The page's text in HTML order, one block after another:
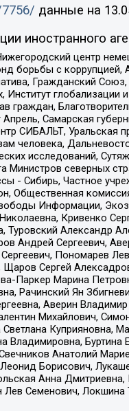
данные на
иностранного
центр
борьбы с
Гражданский
граждан,
Апрель, Самарская
СИБАЛЬТ, Уральская
человека,
исследований,
Министров северных
- Сибирь, Частное
Общественная
Информации,
Кривенко
Александр
Андрей Сергеевич,
Пономарев
Сергей
Паркер Марина
Рачинский Ян
Аверин
Михайлович,
Куприяновна,
Владимировна,
Анатолий
Борисович,
Анна
Лев Семенович,